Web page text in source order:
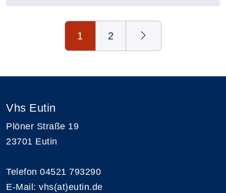
1 2
Vhs Eutin
Plöner Straße 19
23701 Eutin
Telefon 04521 793290
E-Mail: vhs(at)eutin.de